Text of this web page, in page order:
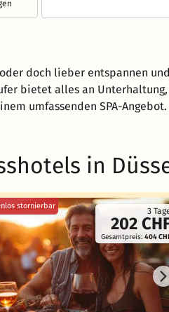
doch lieber entspannen
bietet alles an
umfassenden SPA-Angebot.
in
3
202
Gesamtpreis: 404
stornierbar